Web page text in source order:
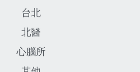
台北
北醫
心腦所